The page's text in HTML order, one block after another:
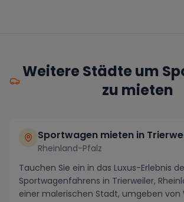
Weitere Städte um
zu mieten
Sportwagen mieten in
Rheinland-Pfalz
Tauchen Sie ein in das Luxus-Erlebnis
Sportwagenfahrens in Trierweiler,
einer malerischen Stadt, umgeben von